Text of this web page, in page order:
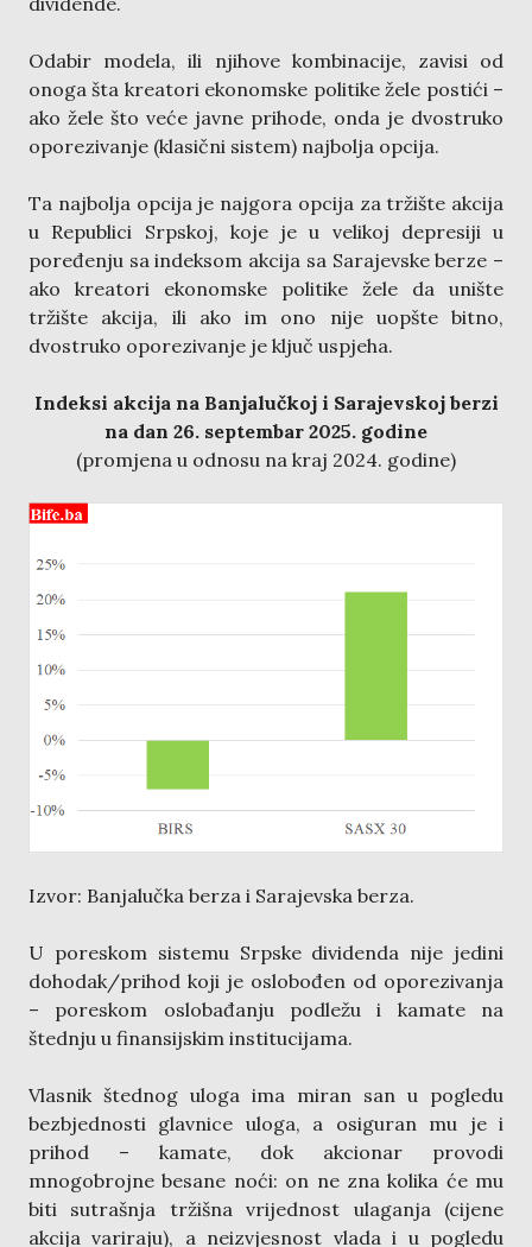
Odabir modela, ili njihove kombinacije, zavisi od
onoga šta kreatori ekonomske politike žele postići –
ako žele što veće javne prihode, onda je dvostruko
oporezivanje (klasični sistem) najbolja opcija.
Ta najbolja opcija je najgora opcija za tržište akcija
u Republici Srpskoj, koje je u velikoj depresiji u
poređenju sa indeksom akcija sa Sarajevske berze –
ako kreatori ekonomske politike žele da unište
tržište akcija, ili ako im ono nije uopšte bitno,
dvostruko oporezivanje je ključ uspjeha.
Indeksi akcija na Banjalučkoj i Sarajevskoj berzi
na dan 26. septembar 2025. godine
(promjena u odnosu na kraj 2024. godine)
Izvor: Banjalučka berza i Sarajevska berza.
U poreskom sistemu Srpske dividenda nije jedini
dohodak/prihod koji je oslobođen od oporezivanja
– poreskom oslobađanju podležu i kamate na
štednju u finansijskim institucijama.
Vlasnik štednog uloga ima miran san u pogledu
bezbjednosti glavnice uloga, a osiguran mu je i
prihod – kamate, dok akcionar provodi
mnogobrojne besane noći: on ne zna kolika će mu
biti sutrašnja tržišna vrijednost ulaganja (cijene
akcija variraju), a neizvjesnost vlada i u pogledu